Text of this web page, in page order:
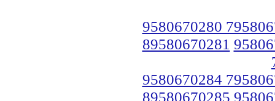
9580670280
89580670281
9580670284
89580670285